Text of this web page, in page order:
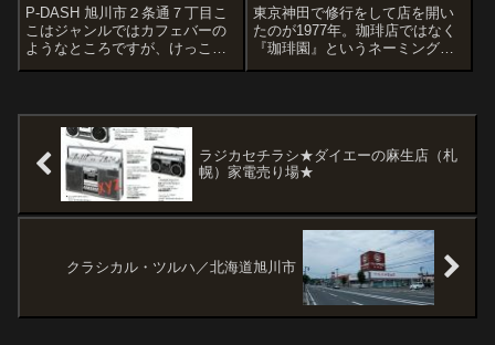
P-DASH 旭川市２条通７丁目こ
こはジャンルではカフェバーの
ようなところですが、けっこう
和風です。３年前に知人に連れ
通りにあります。夜遅くにこれ
まで４回利用。
東京神田で修行をして店を開い
たのが1977年。珈琲店ではなく
『珈琲園』というネーミング。
ここの珈琲はとても旨く、生豆
ちんと仕事をしている感じでい
んとうにちゃ...
ラジカセチラシ★ダイエーの麻生店（札
幌）家電売り場★
クラシカル・ツルハ／北海道旭川市